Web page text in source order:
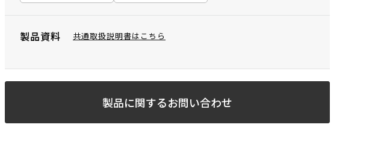
製品資料 共通取扱説明書はこちら
製品に関するお問い合わせ